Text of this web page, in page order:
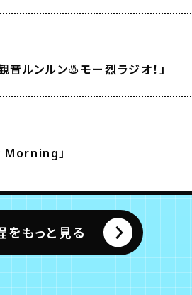
ルンルン♨モー烈ラジオ！」
Morning」
をもっと見る